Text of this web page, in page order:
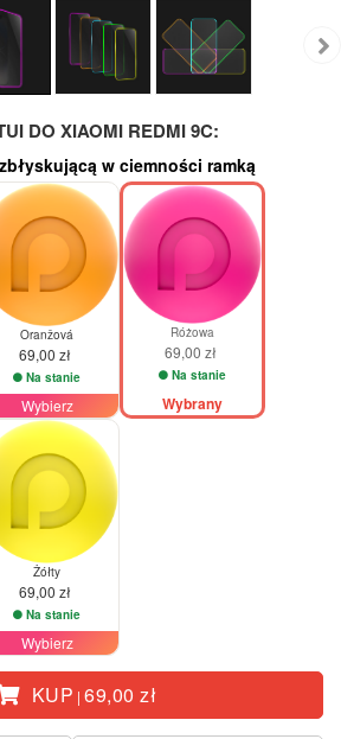
DO XIAOMI REDMI 9C:
w ciemności ramką
Oranžová
69,00 zł
Na stanie
Wybierz
Różowa
69,00 zł
Na stanie
Wybrany
Żółty
69,00 zł
Na stanie
Wybierz
KUP |69,00 zł